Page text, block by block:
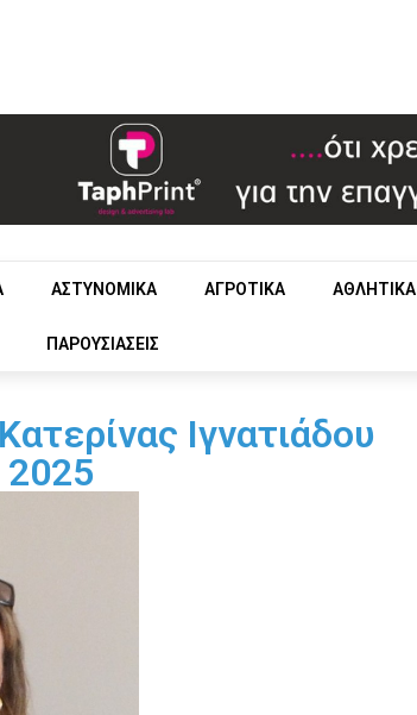
ΑΣΤΥΝΟΜΙΚΑ ΑΓΡΟΤΙΚΑ ΑΘΛΗΤΙΚΑ
ΠΑΡΟΥΣΙΑΣΕΙΣ
Ιγνατιάδου
2025